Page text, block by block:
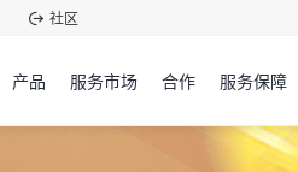
社区
产品 服务市场 合作 服务保障